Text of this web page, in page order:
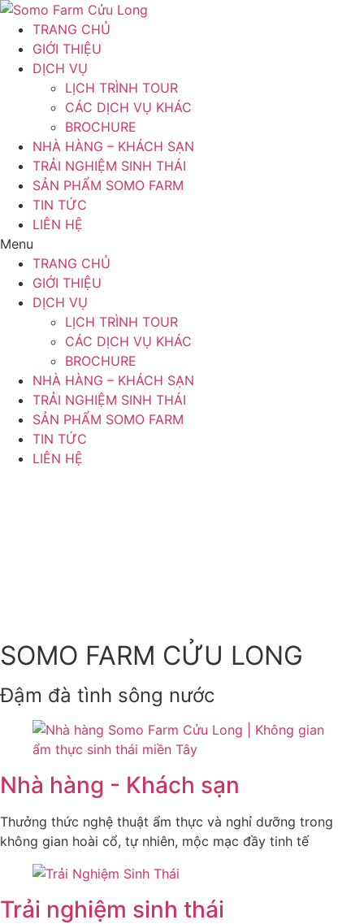
Chuyển
đến
dung
TRANG CHỦ
GIỚI THIỆU
DỊCH VỤ
LỊCH TRÌNH TOUR
CÁC DỊCH VỤ KHÁC
BROCHURE
NHÀ HÀNG – KHÁCH SẠN
TRẢI NGHIỆM SINH THÁI
SẢN PHẨM SOMO FARM
TIN TỨC
LIÊN HỆ
Menu
TRANG CHỦ
GIỚI THIỆU
DỊCH VỤ
LỊCH TRÌNH TOUR
CÁC DỊCH VỤ KHÁC
BROCHURE
NHÀ HÀNG – KHÁCH SẠN
TRẢI NGHIỆM SINH THÁI
SẢN PHẨM SOMO FARM
TIN TỨC
LIÊN HỆ
SOMO FARM CỬU LONG
Đậm đà tình sông nước
Nhà hàng - Khách sạn
Thưởng thức nghệ thuật ẩm thực và nghỉ dưỡng trong
không gian hoài cổ, tự nhiên, mộc mạc đầy tinh tế
Trải nghiệm sinh thái